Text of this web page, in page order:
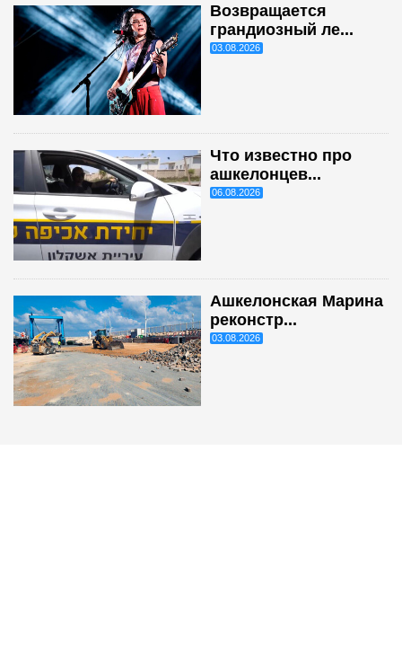
Возвращается
грандиозный ле...
03.08.2026
Что известно про
ашкелонцев...
06.08.2026
Ашкелонская Марина
реконстр...
03.08.2026